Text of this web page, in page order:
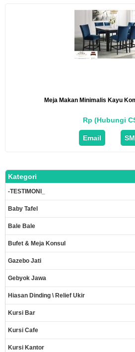
Meja Makan Minimalis Kayu
Rp (Hubungi
Email
Kategori
-TESTIMONI_
Baby Tafel
Bale Bale
Bufet & Meja Konsul
Gazebo Jati
Gebyok Jawa
Hiasan Dinding \ Relief Ukir
Kursi Bar
Kursi Cafe
Kursi Kantor